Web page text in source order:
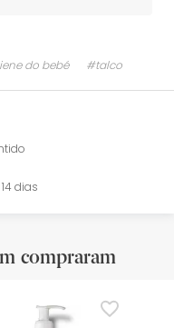
do bebé #talco
dias
compraram